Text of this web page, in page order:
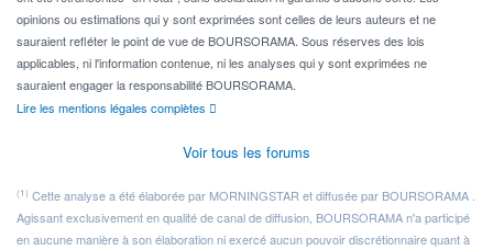
opinions ou estimations qui y sont exprimées sont celles de leurs auteurs et ne
sauraient refléter le point de vue de BOURSORAMA. Sous réserves des lois
applicables, ni l'information contenue, ni les analyses qui y sont exprimées ne
sauraient engager la responsabilité BOURSORAMA.
Lire les mentions légales complètes
Voir tous les forums
(1) Cette analyse a été élaborée par MORNINGSTAR et diffusée par BOURSORAMA .
Agissant exclusivement en qualité de canal de diffusion, BOURSORAMA n'a participé
en aucune manière à son élaboration ni exercé aucun pouvoir discrétionnaire quant à